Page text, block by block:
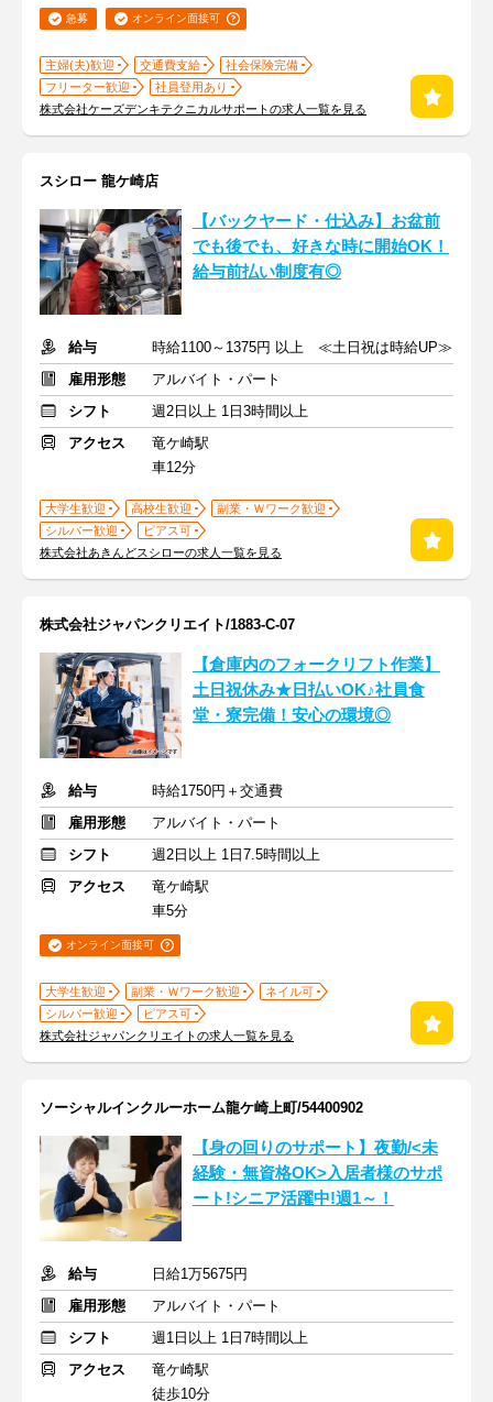
急募 オンライン面接可
主婦(夫)歓迎 交通費支給
社会保険完備
フリーター歓迎
社員登用あり
株式会社ケーズデンキテクニカルサポートの求人一覧を見る
スシロー 龍ケ崎店
【バックヤード・仕込み】お盆前
でも後でも、好きな時に開始OK！
給与前払い制度有◎
給与
時給1100～1375円 以上 ≪土日祝は時給UP≫
雇用形態
アルバイト・パート
シフト
週2日以上 1日3時間以上
アクセス
竜ケ崎駅
車12分
大学生歓迎 高校生歓迎
副業・Ｗワーク歓迎
シルバー歓迎
ピアス可
株式会社あきんどスシローの求人一覧を見る
株式会社ジャパンクリエイト/1883-C-07
【倉庫内のフォークリフト作業】
土日祝休み★日払いOK♪社員食
堂・寮完備！安心の環境◎
給与
時給1750円＋交通費
雇用形態
アルバイト・パート
シフト
週2日以上 1日7.5時間以上
アクセス
竜ケ崎駅
車5分
オンライン面接可
大学生歓迎 副業・Ｗワーク歓迎
ネイル可
シルバー歓迎
ピアス可
株式会社ジャパンクリエイトの求人一覧を見る
ソーシャルインクルーホーム龍ケ崎上町/54400902
【身の回りのサポート】夜勤/<未
経験・無資格OK>入居者様のサポ
ート!シニア活躍中!週1～！
給与
日給1万5675円
雇用形態
アルバイト・パート
シフト
週1日以上 1日7時間以上
アクセス
竜ケ崎駅
徒歩10分